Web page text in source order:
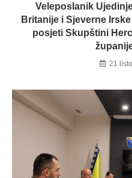
Veleposlanik
Britanije i Sjeverne
posjeti Skupštini
21